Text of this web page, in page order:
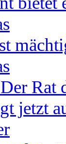
jetzt